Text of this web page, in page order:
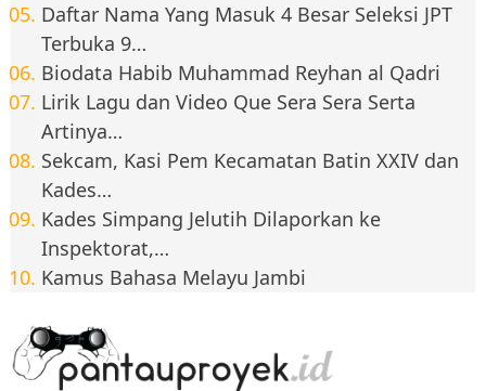
Daftar Nama Yang Masuk 4 Besar Seleksi JPT
Terbuka 9…
Biodata Habib Muhammad Reyhan al Qadri
Lirik Lagu dan Video Que Sera Sera Serta
Artinya…
Sekcam, Kasi Pem Kecamatan Batin XXIV dan
Kades…
Kades Simpang Jelutih Dilaporkan ke
Inspektorat,…
Kamus Bahasa Melayu Jambi